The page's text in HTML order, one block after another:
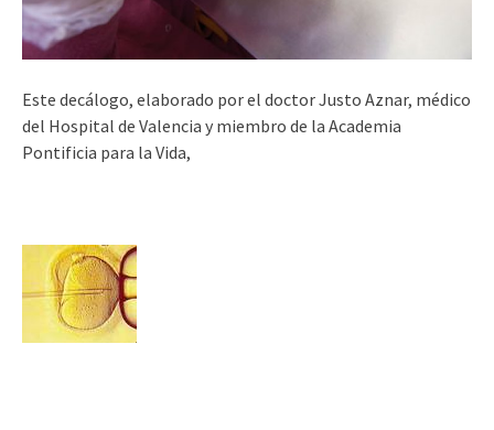
Este decálogo, elaborado por el doctor Justo Aznar, médico
del Hospital de Valencia y miembro de la Academia
Pontificia para la Vida,